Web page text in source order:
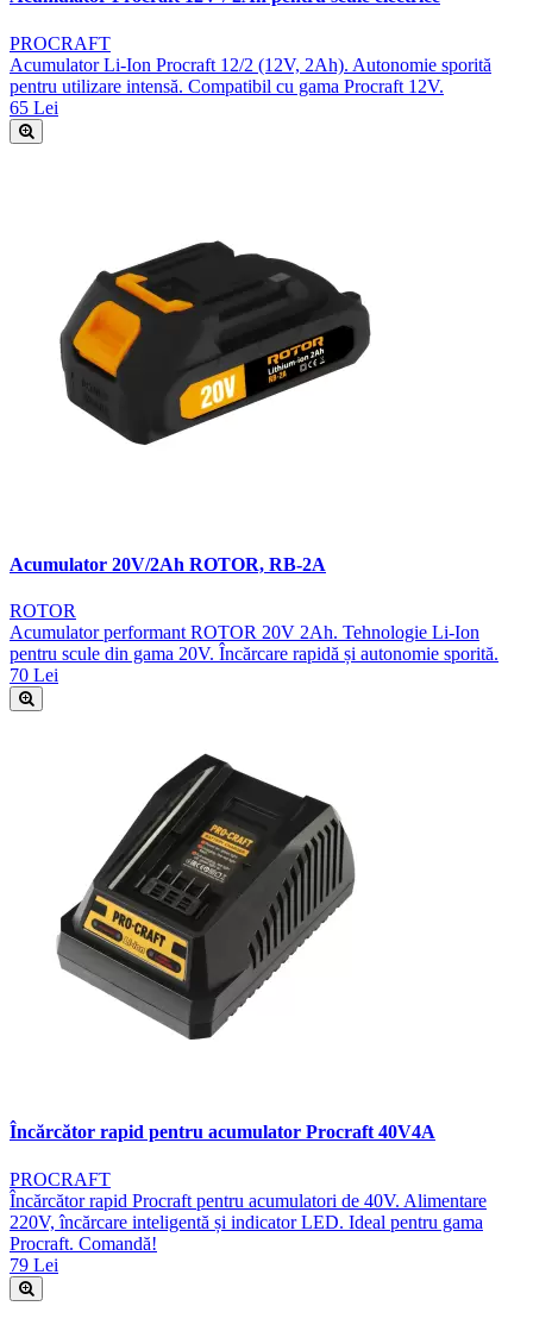
PROCRAFT
Acumulator Li-Ion Procraft 12/2 (12V, 2Ah). Autonomie sporită
pentru utilizare intensă. Compatibil cu gama Procraft 12V.
65 Lei
Acumulator 20V/2Ah ROTOR, RB-2A
ROTOR
Acumulator performant ROTOR 20V 2Ah. Tehnologie Li-Ion
pentru scule din gama 20V. Încărcare rapidă și autonomie sporită.
70 Lei
Încărcător rapid pentru acumulator Procraft 40V4A
PROCRAFT
Încărcător rapid Procraft pentru acumulatori de 40V. Alimentare
220V, încărcare inteligentă și indicator LED. Ideal pentru gama
Procraft. Comandă!
79 Lei